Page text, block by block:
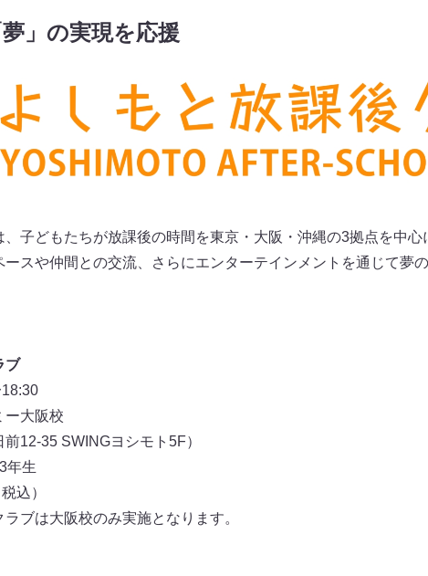
」の実現を応援
子どもたちが放課後の時間を東京・大阪・沖縄の3拠点を中心
スや仲間との交流、さらにエンターテインメントを通じて夢の
ブ
ー大阪校
12-35 SWINGヨシモト5F）
年生
込）
ブは大阪校のみ実施となります。